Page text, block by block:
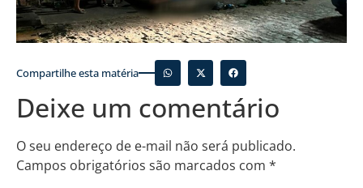
Compartilhe esta matéria
Deixe um comentário
O seu endereço de e-mail não será publicado.
Campos obrigatórios são marcados com *